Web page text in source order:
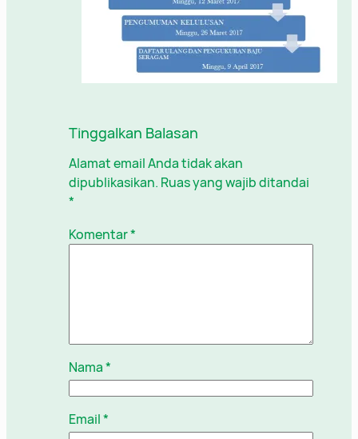
Tinggalkan Balasan
Alamat email Anda tidak akan
dipublikasikan. Ruas yang wajib ditandai
*
Komentar*
Nama*
Email*